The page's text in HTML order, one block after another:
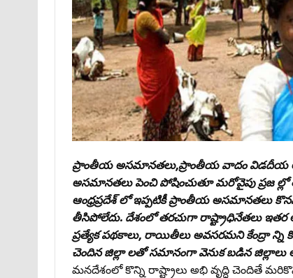
ప్రాంతీయ అసమానతలు,ప్రాంతీయ వాదం విడదీయ
అసమానతలు పెంచి పోషించుతూ మరోవైపు ప్రజ ల్లో
ఆంధ్రప్రదేశ్‌ లో ఇప్పటికీ ప్రాంతీయ అసమానతలు
తీసిపోలేదు. దేశంలో తరచుగా రాష్ట్రాధినేతలు ఇతర
ప్రత్యేక పథకాలు, రాయితీలు అవసరమని కేంద్రా న్ని
చెందిన జిల్లా లతో సమానంగా వెనుక బడిన జిల్లాలు
మనదేశంలో కొన్ని రాష్ట్రాలు అభి వృద్ధి చెందితే